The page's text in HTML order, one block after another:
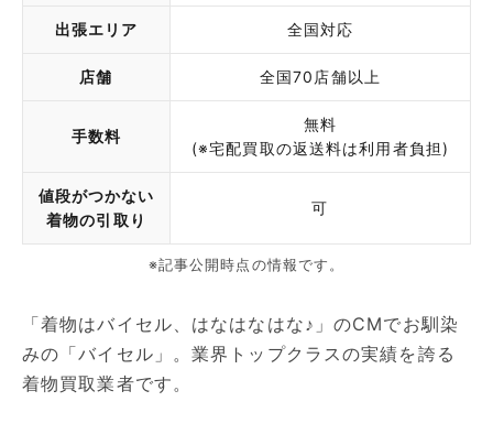
出張エリア 全国対応
店舗 全国70店舗以上
手数料
無料
(※宅配買取の返送料は利用者負担)
値段がつかない
着物の引取り
可
※記事公開時点の情報です。
「着物はバイセル、はなはなはな♪」のCMでお馴染
みの「バイセル」。業界トップクラスの実績を誇る
着物買取業者です。